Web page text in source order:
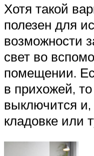
Хотя такой
полезен для
возможности
свет во
помещении.
в прихожей,
выключится
кладовке или